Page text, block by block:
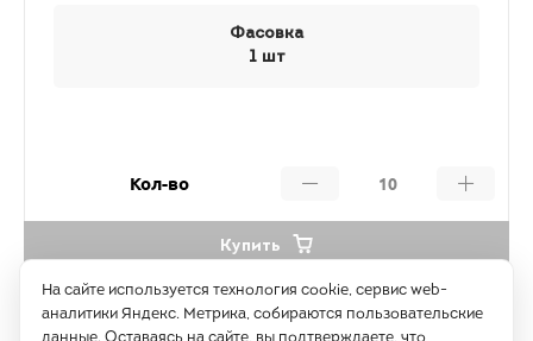
Фасовка
1 шт
Кол-во
Купить
На сайте используется технология cookie, сервис web-
аналитики Яндекс. Метрика, собираются пользовательские